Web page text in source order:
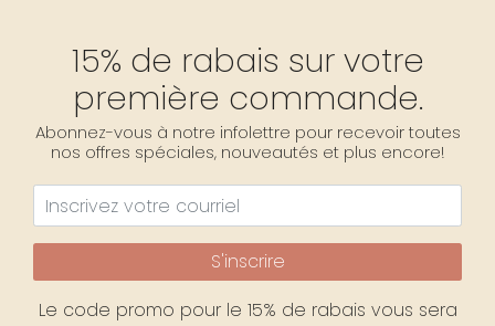
15% de rabais sur votre
première commande.
Abonnez-vous à notre infolettre pour recevoir toutes
nos offres spéciales, nouveautés et plus encore!
S'inscrire
Le code promo pour le 15% de rabais vous sera